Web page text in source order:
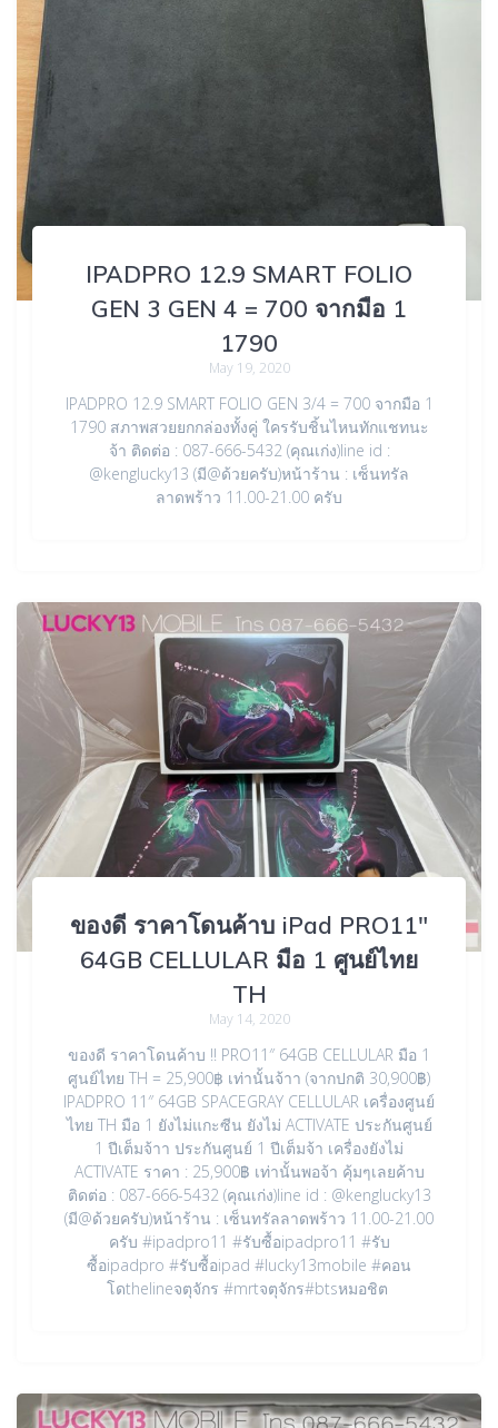
IPADPRO 12.9 SMART FOLIO
GEN 3 GEN 4 = 700 จากมือ 1
1790
May 19, 2020
IPADPRO 12.9 SMART FOLIO GEN 3/4 = 700 จากมือ 1
1790 สภาพสวยยกกล่องทั้งคู่ ใครรับชิ้นไหนทักแชทนะ
จ้า ติดต่อ : 087-666-5432 (คุณเก่ง)line id :
@kenglucky13 (มี@ด้วยครับ)หน้าร้าน : เซ็นทรัล
ลาดพร้าว 11.00-21.00 ครับ
ของดี ราคาโดนค้าบ iPad PRO11″
64GB CELLULAR มือ 1 ศูนย์ไทย
TH
May 14, 2020
ของดี ราคาโดนค้าบ !! PRO11″ 64GB CELLULAR มือ 1
ศูนย์ไทย TH = 25,900฿ เท่านั้นจ้าา (จากปกติ 30,900฿)
IPADPRO 11″ 64GB SPACEGRAY CELLULAR เครื่องศูนย์
ไทย TH มือ 1 ยังไม่แกะซีน ยังไม่ ACTIVATE ประกันศูนย์
1 ปีเต็มจ้าา ประกันศูนย์ 1 ปีเต็มจ้า เครื่องยังไม่
ACTIVATE ราคา : 25,900฿ เท่านั้นพอจ้า คุ้มๆเลยค้าบ
ติดต่อ : 087-666-5432 (คุณเก่ง)line id : @kenglucky13
(มี@ด้วยครับ)หน้าร้าน : เซ็นทรัลลาดพร้าว 11.00-21.00
ครับ #ipadpro11 #รับซื้อipadpro11 #รับ
ซื้อipadpro #รับซื้อipad #lucky13mobile #คอน
โดthelineจตุจักร #mrtจตุจักร#btsหมอชิต